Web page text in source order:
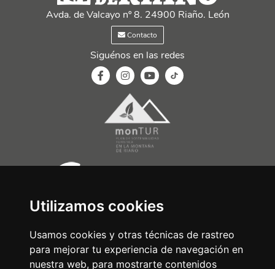
Utilizamos cookies
Usamos cookies y otras técnicas de rastreo
para mejorar tu experiencia de navegación en
nuestra web, para mostrarte contenidos
Avda. de Valcayo nº 8. 24900 Riaño. León
Contacto
Siguénos en las redes